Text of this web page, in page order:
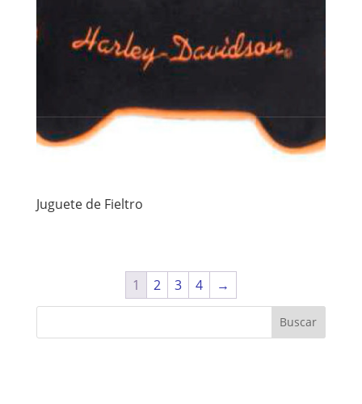
Juguete de Fieltro
1 2 3 4 →